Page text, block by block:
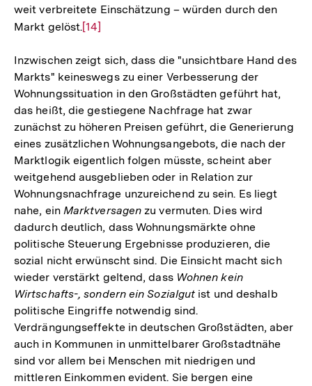
weit verbreitete Einschätzung – würden durch den
Markt gelöst.Zur
der
Fußnote
[14]
Inzwischen zeigt sich, dass die "unsichtbare Hand des
Markts" keineswegs zu einer Verbesserung der
Wohnungssituation in den Großstädten geführt hat,
das heißt, die gestiegene Nachfrage hat zwar
zunächst zu höheren Preisen geführt, die Generierung
eines zusätzlichen Wohnungsangebots, die nach der
Marktlogik eigentlich folgen müsste, scheint aber
weitgehend ausgeblieben oder in Relation zur
Wohnungsnachfrage unzureichend zu sein. Es liegt
nahe, ein Marktversagen zu vermuten. Dies wird
dadurch deutlich, dass Wohnungsmärkte ohne
politische Steuerung Ergebnisse produzieren, die
sozial nicht erwünscht sind. Die Einsicht macht sich
wieder verstärkt geltend, dass Wohnen kein
Wirtschafts-, sondern ein Sozialgut ist und deshalb
politische Eingriffe notwendig sind.
Verdrängungseffekte in deutschen Großstädten, aber
auch in Kommunen in unmittelbarer Großstadtnähe
sind vor allem bei Menschen mit niedrigen und
mittleren Einkommen evident. Sie bergen eine